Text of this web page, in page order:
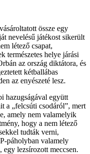
össze egy
nevelésű játékost sikerült
létező csapat,
természetes helye járási
az ország diktátora, és
kétballábas
az enyészeté lesz.
hazugságával együtt
a „felcsúti csodáról”, mert
amely nem valamelyik
hogy a nem létező
tudták verni,
páholyban valamely
lezsírozott meccsen.